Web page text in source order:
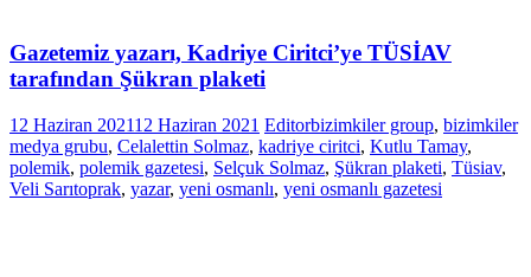
Gazetemiz yazarı, Kadriye Ciritci’ye TÜSİAV
tarafından Şükran plaketi
12 Haziran 202112 Haziran 2021 Editorbizimkiler group, bizimkiler
medya grubu, Celalettin Solmaz, kadriye ciritci, Kutlu Tamay,
polemik, polemik gazetesi, Selçuk Solmaz, Şükran plaketi, Tüsiav,
Veli Sarıtoprak, yazar, yeni osmanlı, yeni osmanlı gazetesi